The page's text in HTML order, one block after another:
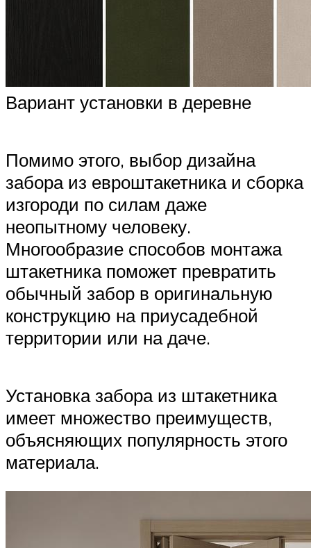
Вариант установки в деревне
Помимо этого, выбор дизайна
забора из евроштакетника и сборка
изгороди по силам даже
неопытному человеку.
Многообразие способов монтажа
штакетника поможет превратить
обычный забор в оригинальную
конструкцию на приусадебной
территории или на даче.
Установка забора из штакетника
имеет множество преимуществ,
объясняющих популярность этого
материала.